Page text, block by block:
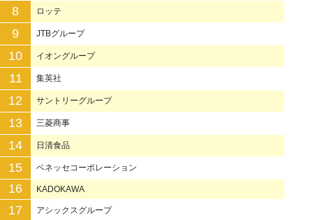
8 ロッテ
9 JTBグループ
10 イオングループ
11 集英社
12 サントリーグループ
13 三菱商事
14 日清食品
15 ベネッセコーポレーション
16 KADOKAWA
17 アシックスグループ